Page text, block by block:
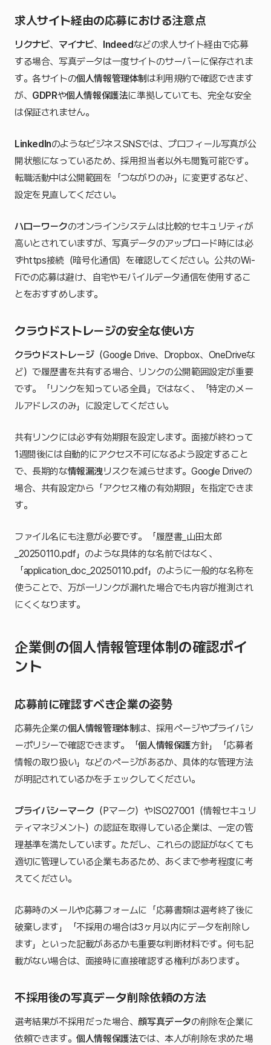
求人サイト経由の応募における注意点
リクナビ、 マイナビ、 Indeedなどの求人サイト経由で応募
する場合、写真データは一度サイトのサーバーに保存されま
す。各サイトの個人情報管理体制は利用規約で確認できます
が、 GDPRや個人情報保護法に準拠していても、完全な安全
は保証されません。
LinkedInのようなビジネスSNSでは、プロフィール写真が公
開状態になっているため、採用担当者以外も閲覧可能です。
転職活動中は公開範囲を「つながりのみ」に変更するなど、
設定を見直してください。
ハローワークのオンラインシステムは比較的セキュリティが
高いとされていますが、写真データのアップロード時には必
ずhttps接続（暗号化通信）を確認してください。公共のWi-
Fiでの応募は避け、自宅やモバイルデータ通信を使用するこ
とをおすすめします。
クラウドストレージの安全な使い方
クラウドストレージ（Google Drive、Dropbox、OneDriveな
ど）で履歴書を共有する場合、リンクの公開範囲設定が重要
です。「リンクを知っている全員」ではなく、「特定のメー
ルアドレスのみ」に設定してください。
共有リンクには必ず有効期限を設定します。面接が終わって
1週間後には自動的にアクセス不可になるよう設定すること
で、長期的な情報漏洩リスクを減らせます。Google Driveの
場合、共有設定から「アクセス権の有効期限」を指定できま
す。
ファイル名にも注意が必要です。「履歴書_山田太郎
_20250110.pdf」のような具体的な名前ではなく、
「application_doc_20250110.pdf」のように一般的な名称を
使うことで、万が一リンクが漏れた場合でも内容が推測され
にくくなります。
企業側の個人情報管理体制の確認ポイ
ント
応募前に確認すべき企業の姿勢
応募先企業の個人情報管理体制は、採用ページやプライバシ
ーポリシーで確認できます。「個人情報保護方針」「応募者
情報の取り扱い」などのページがあるか、具体的な管理方法
が明記されているかをチェックしてください。
プライバシーマーク （Pマーク）やISO27001（情報セキュリ
ティマネジメント）の認証を取得している企業は、一定の管
理基準を満たしています。ただし、これらの認証がなくても
適切に管理している企業もあるため、あくまで参考程度に考
えてください。
応募時のメールや応募フォームに「応募書類は選考終了後に
破棄します」「不採用の場合は3ヶ月以内にデータを削除し
ます」といった記載があるかも重要な判断材料です。何も記
載がない場合は、面接時に直接確認する権利があります。
不採用後の写真データ削除依頼の方法
選考結果が不採用だった場合、顔写真データの削除を企業に
依頼できます。個人情報保護法では、本人が削除を求めた場